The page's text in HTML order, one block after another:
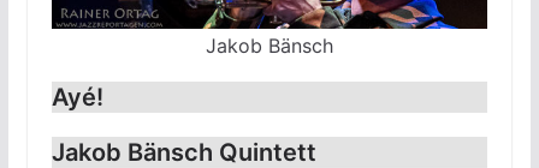
Jakob Bänsch
Ayé!
Jakob Bänsch Quintett